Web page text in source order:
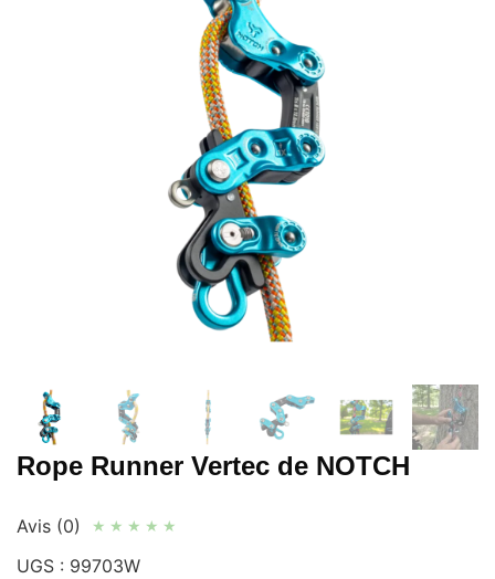
Rope Runner Vertec de NOTCH
Avis (0) ★ ★ ★ ★ ★
UGS : 99703W